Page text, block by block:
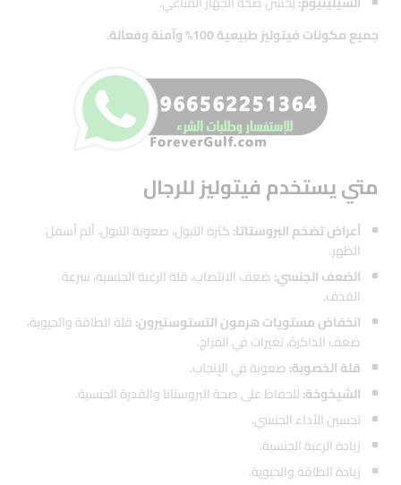
جميع مكونات فيتوليز طبيعية 100% وآمنة وفعالة.
متي يستخدم فيتوليز للرجال
أعراض تضخم البروستاتا:كثرة التبول، صعوبة التبول، ألم أسفل
الظهر.
الضعف الجنسي:ضعف الانتصاب، قلة الرغبة الجنسية، سرعة
القذف.
انخفاض مستويات هرمون التستوستيرون: قلة الطاقة والحيوية،
ضعف الذاكرة، تغيرات في المزاج.
قلة الخصوبة:صعوبة في الإنجاب.
الشيخوخة:للحفاظ على صحة البروستاتا والقدرة الجنسية.
تحسين الأداء الجنسي.
زيادة الرغبة الجنسية.
زيادة الطاقة والحيوية.